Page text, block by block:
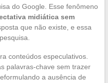
do Google. Esse fenômeno
midiática sem
que não existe, e essa
conteúdos especulativos.
palavras-chave sem trazer
a ausência de